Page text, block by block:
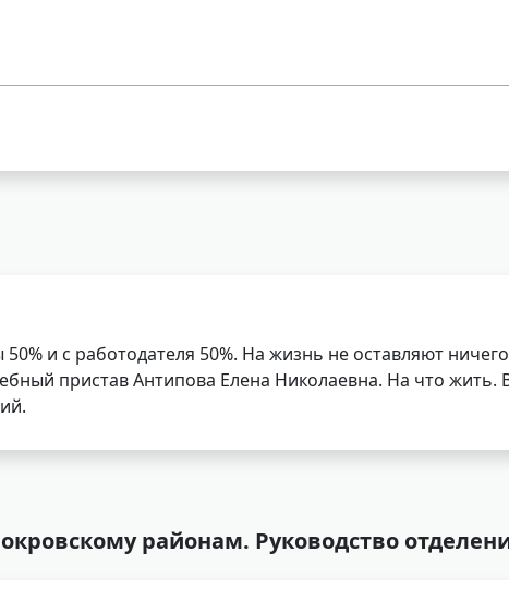
и с работодателя 50%. На жизнь не оставляют
пристав Антипова Елена Николаевна. На что жить.
районам. Руководство